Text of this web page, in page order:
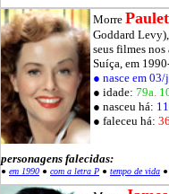
Morre
Goddard
seus filmes nos
Suíça, em
● nasce em
● idade: 79a.
● nasceu há:
● faleceu há:
personagens falecidas:
● em 1990 ● com a letra P ● tempo de vida ●